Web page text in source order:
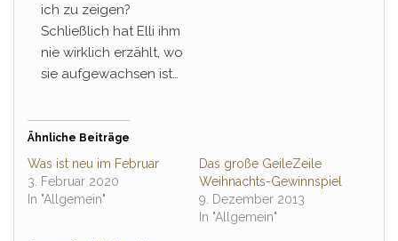
ich zu zeigen?
Schließlich hat Elli ihm
nie wirklich erzählt, wo
sie aufgewachsen ist…
Ähnliche Beiträge
Was ist neu im Februar
3. Februar 2020
In "Allgemein"
Das große GeileZeile
Weihnachts-Gewinnspiel
9. Dezember 2013
In "Allgemein"